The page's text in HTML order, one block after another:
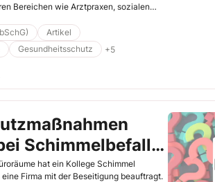
Bereichen wie Arztpraxen, sozialen
und geeignete
zu entwickeln. Lesen Sie hier,
Artikel
Gesundheitsschutz +5
Schimmelbefall
hat ein Kollege Schimmel
Firma mit der Beseitigung beauftragt.